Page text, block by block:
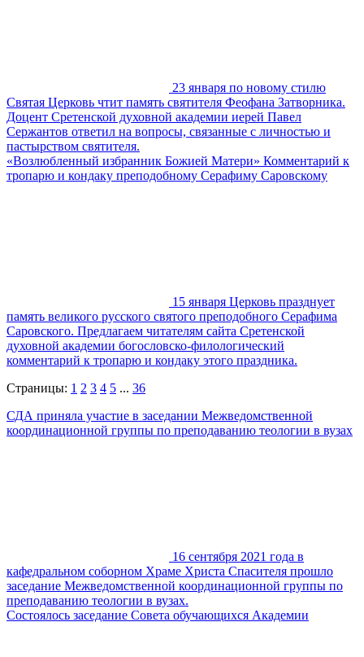
23 января по новому стилю
Святая Церковь чтит память святителя Феофана Затворника.
Доцент Сретенской духовной академии иерей Павел
Сержантов ответил на вопросы, связанные с личностью и
пастырством святителя.
«Возлюбленный избранник Божией Матери» Комментарий к
тропарю и кондаку преподобному Серафиму Саровскому
15 января Церковь празднует
память великого русского святого преподобного Серафима
Саровского. Предлагаем читателям сайта Сретенской
духовной академии богословско-филологический
комментарий к тропарю и кондаку этого праздника.
Страницы: 1 2 3 4 5 ... 36
СДА приняла участие в заседании Межведомственной
координационной группы по преподаванию теологии в вузах
16 сентября 2021 года в
кафедральном соборном Храме Христа Спасителя прошло
заседание Межведомственной координационной группы по
преподаванию теологии в вузах.
Состоялось заседание Совета обучающихся Академии